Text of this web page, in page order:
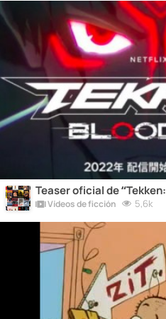
Teaser oficial de
Vídeos de ficción 5,6k